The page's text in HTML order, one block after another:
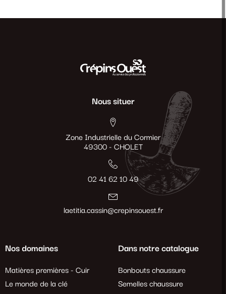
Nous situer
Zone Industrielle du Cormier
49300 - CHOLET
02 41 62 10 49
laetitia.cassin@crepinsouest.fr
Nos domaines
Matières premières - Cuir
Le monde de la clé
Dans notre catalogue
Bonbouts chaussure
Semelles chaussure